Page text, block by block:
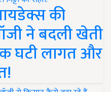
की
ने बदली खेती
घटी लागत और